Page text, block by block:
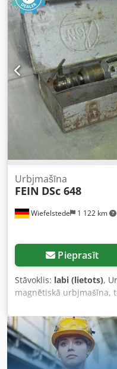
Wiefelstede 1 122 km
Urbjmašīna
FEIN DSc 648
Pieprasīt
Stāvoklis: labi (lietots),
magnētiskā urbjmašīna,
Inepfx Abrokr -Urbja
-Pieslēgums: 230 V -
Transportēšanas koferis -
9 kg